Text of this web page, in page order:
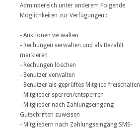
Adminbereich unter anderem Folgende
Möglichkeiten zur Verfügungen :
- Auktionen verwalten
- Rechungen verwalten und als Bezahlt
markieren
- Rechungen löschen
- Benutzer verwalten
- Benutzer als geprüftes Mitglied freischalten
- Mitglieder sperren/entsperren
- Mitglieder nach Zahlungseingang
Gutschriften zuweisen
- Mitgliedern nach Zahlungseingang SMS-